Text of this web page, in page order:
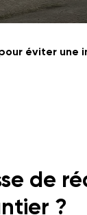
éviter une
de
?